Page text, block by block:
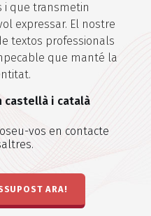
i que transmetin
expressar. El nostre
textos professionals
que manté la
castellà i català
vos en contacte
ARA!